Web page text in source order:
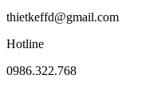
thietkeffd@gmail.com
Hotline
0986.322.768